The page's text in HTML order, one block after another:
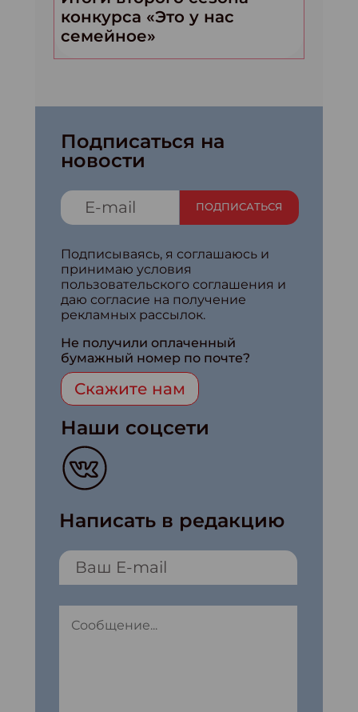
конкурса «Это у нас
семейное»
Подписаться на
новости
ПОДПИСАТЬСЯ
Подписываясь, я соглашаюсь и
принимаю условия
пользовательского соглашения и
даю согласие на получение
рекламных рассылок.
Не получили оплаченный
бумажный номер по почте?
Скажите нам
Наши соцсети
Написать в редакцию